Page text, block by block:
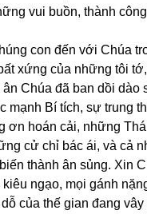
vui buồn, thành
con đến với Chúa
xứng của những tôi
Chúa đã ban dồi dào
mạnh Bí tích, sự trung
ơn hoán cải, những
cử chỉ bác ái, và cả
thành ân sủng. Xin
kiêu ngạo, mọi gánh
của thế gian đang